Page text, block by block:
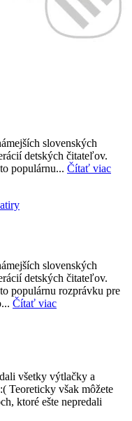
slovenských
detských čitateľov.
populárnu... Čítať viac
slovenských
detských čitateľov.
populárnu rozprávku pre
Čítať viac
všetky výtlačky a
Teoreticky však môžete
ktoré ešte nepredali